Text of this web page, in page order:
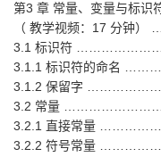
第3 章 常量、变量与标识
（ 教学视频：17 分钟）
3.1 标识符
3.1.1 标识符的命名
3.1.2 保留字
3.2 常量
3.2.1 直接常量
3.2.2 符号常量